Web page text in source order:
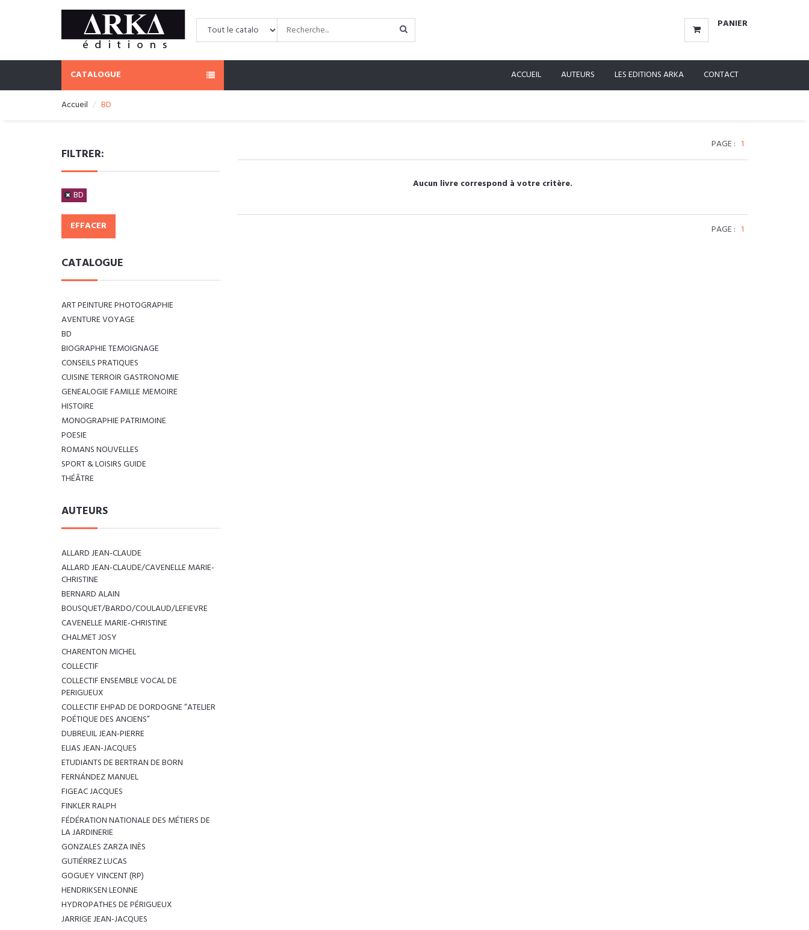
PANIER
CATALOGUE ACCUEIL AUTEURS LES EDITIONS ARKA CONTACT
Accueil BD
FILTRER:
BD
EFFACER
CATALOGUE
ART PEINTURE PHOTOGRAPHIE
AVENTURE VOYAGE
BD
BIOGRAPHIE TEMOIGNAGE
CONSEILS PRATIQUES
CUISINE TERROIR GASTRONOMIE
GENEALOGIE FAMILLE MEMOIRE
HISTOIRE
MONOGRAPHIE PATRIMOINE
POESIE
ROMANS NOUVELLES
SPORT & LOISIRS GUIDE
THÉÂTRE
AUTEURS
ALLARD JEAN-CLAUDE
ALLARD JEAN-CLAUDE/CAVENELLE MARIE-
CHRISTINE
BERNARD ALAIN
BOUSQUET/BARDO/COULAUD/LEFIEVRE
CAVENELLE MARIE-CHRISTINE
CHALMET JOSY
CHARENTON MICHEL
COLLECTIF
COLLECTIF ENSEMBLE VOCAL DE
PERIGUEUX
COLLECTIF EHPAD DE DORDOGNE “ATELIER
POÉTIQUE DES ANCIENS”
DUBREUIL JEAN-PIERRE
ELIAS JEAN-JACQUES
ETUDIANTS DE BERTRAN DE BORN
FERNÁNDEZ MANUEL
FIGEAC JACQUES
FINKLER RALPH
FÉDÉRATION NATIONALE DES MÉTIERS DE
LA JARDINERIE
GONZALES ZARZA INÈS
GUTIÉRREZ LUCAS
GOGUEY VINCENT (RP)
HENDRIKSEN LEONNE
HYDROPATHES DE PÉRIGUEUX
JARRIGE JEAN-JACQUES
PAGE : 1
Aucun livre correspond à votre critère.
PAGE : 1